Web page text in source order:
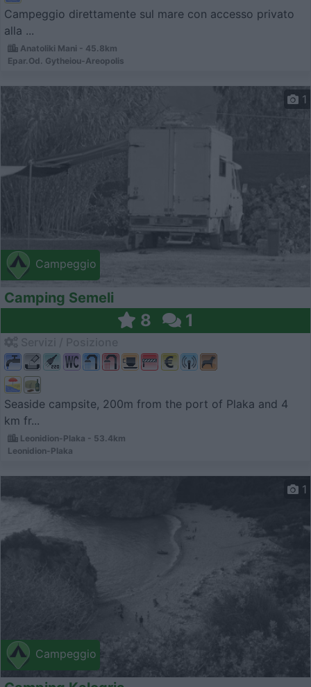
Campeggio direttamente sul mare con accesso privato
alla ...
Anatoliki Mani - 45.8km
Epar.Od. Gytheiou-Areopolis
Campeggio
1
Camping Semeli
8 1
Seaside campsite, 200m from the port of Plaka and 4
km fr...
Leonidion-Plaka - 53.4km
Leonidion-Plaka
Campeggio
1